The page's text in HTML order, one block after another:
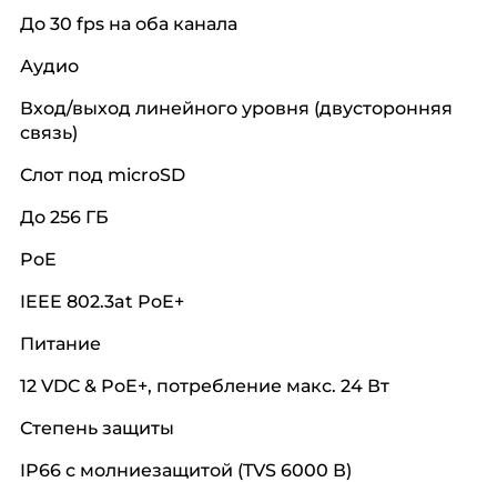
До 30 fps на оба канала
Аудио
Вход/выход линейного уровня (двусторонняя
связь)
Слот под microSD
До 256 ГБ
PoE
IEEE 802.3at PoE+
Питание
12 VDC & PoE+, потребление макс. 24 Вт
Степень защиты
IP66 с молниезащитой (TVS 6000 В)